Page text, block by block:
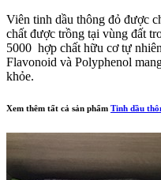
Viên tinh dầu thông đỏ được
chất được trồng tại vùng đất
5000 hợp chất hữu cơ tự
Flavonoid và Polyphenol
khỏe.
Xem thêm tất cả sản phẩm Tinh dầu